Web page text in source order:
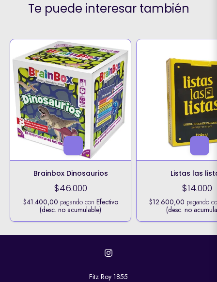
Te puede interesar también
Brainbox Dinosaurios
$46.000
$41.400,00 pagando con Efectivo
(desc. no acumulable)
Listas las
$14.000
$12.600,00 pagando
(desc. no
Fitz Roy 1855